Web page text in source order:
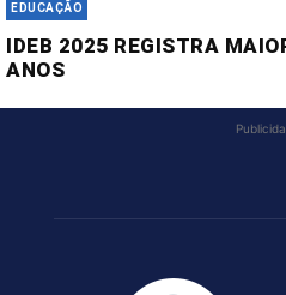
EDUCAÇÃO
IDEB 2025 REGISTRA
ANOS